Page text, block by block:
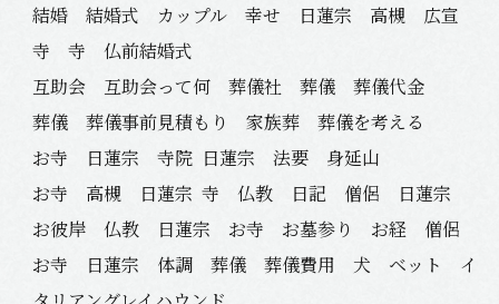
結婚 結婚式 カップル 幸せ 日蓮宗 高槻 広宣
寺 寺 仏前結婚式
互助会 互助会って何 葬儀社 葬儀 葬儀代金
葬儀 葬儀事前見積もり 家族葬 葬儀を考える
お寺 日蓮宗 寺院 日蓮宗 法要 身延山
お寺 高槻 日蓮宗 寺 仏教 日記 僧侶 日蓮宗
お彼岸 仏教 日蓮宗 お寺 お墓参り お経 僧侶
お寺 日蓮宗 体調 葬儀 葬儀費用 犬 ベット イ